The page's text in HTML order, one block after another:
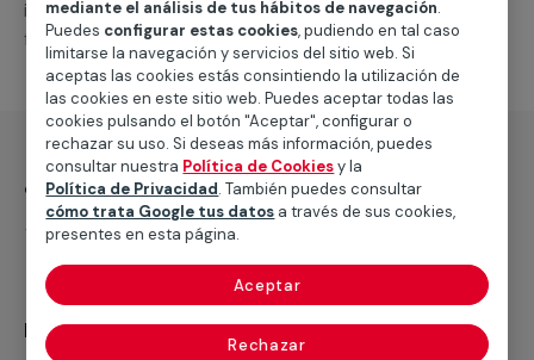
intervenciones a realizar, o la mano de obra que hará
falta para completar tu proyecto.
¿Qué incluye?
Desplazamiento
Recuerda que en MULTIMAP
mediante el análisis de tus hábitos de navegación.
Puedes configurar estas cookies, pudiendo en tal caso
limitarse la navegación y servicios del sitio web. Si
aceptas las cookies estás consintiendo la utilización de
las cookies en este sitio web. Puedes aceptar todas las
cookies pulsando el botón "Aceptar", configurar o
rechazar su uso. Si deseas más información, puedes
consultar nuestra Política de Cookiesy la
Política de Privacidad. También puedes consultar
cómo trata Google tus datos a través de sus cookies,
presentes en esta página.
Rechazar
Aceptar